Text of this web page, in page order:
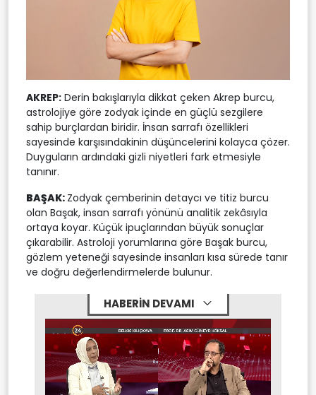
AKREP: Derin bakışlarıyla dikkat çeken Akrep burcu,
astrolojiye göre zodyak içinde en güçlü sezgilere
sahip burçlardan biridir. İnsan sarrafı özellikleri
sayesinde karşısındakinin düşüncelerini kolayca çözer.
Duyguların ardındaki gizli niyetleri fark etmesiyle
tanınır.
BAŞAK: Zodyak çemberinin detaycı ve titiz burcu
olan Başak, insan sarrafı yönünü analitik zekâsıyla
ortaya koyar. Küçük ipuçlarından büyük sonuçlar
çıkarabilir. Astroloji yorumlarına göre Başak burcu,
gözlem yeteneği sayesinde insanları kısa sürede tanır
ve doğru değerlendirmelerde bulunur.
HABERİN DEVAMI